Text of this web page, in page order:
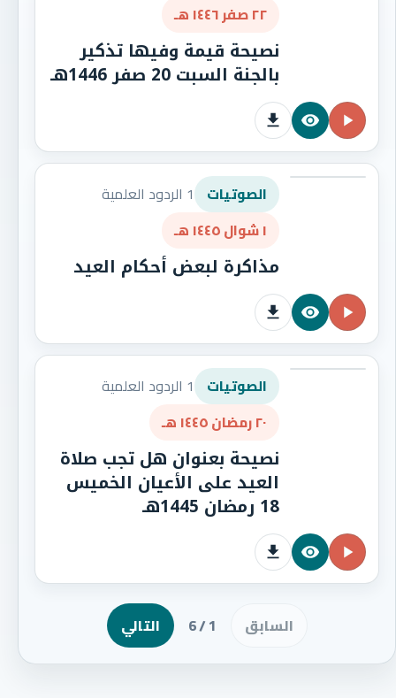
٢٢ صفر ١٤٤٦ هـ
نصيحة قيمة وفيها تذكير
بالجنة السبت 20 صفر 1446هـ
الصوتيات 1 الردود العلمية
١ شوال ١٤٤٥ هـ
مذاكرة لبعض أحكام العيد
الصوتيات 1 الردود العلمية
٢٠ رمضان ١٤٤٥ هـ
نصيحة بعنوان هل تجب صلاة
العيد على الأعيان الخميس
18 رمضان 1445هـ
السابق 1 / 6 التالي